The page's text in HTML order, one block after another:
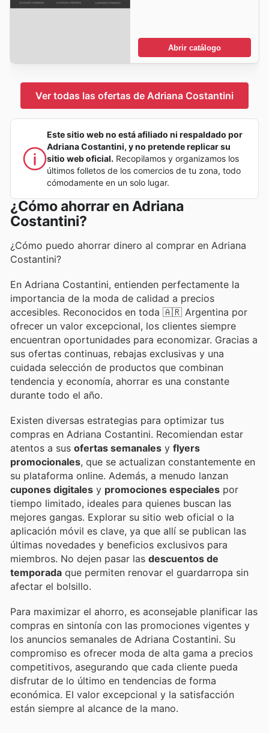
Abrir catálogo
Ver todas las ofertas de Adriana Costantini
Este sitio web no está afiliado ni respaldado por
Adriana Costantini, y no pretende replicar su
sitio web oficial. Recopilamos y organizamos los
últimos folletos de los comercios de tu zona, todo
cómodamente en un solo lugar.
¿Cómo ahorrar en Adriana
Costantini?
¿Cómo puedo ahorrar dinero al comprar en Adriana
Costantini?
En Adriana Costantini, entienden perfectamente la
importancia de la moda de calidad a precios
accesibles. Reconocidos en toda 🇦🇷 Argentina por
ofrecer un valor excepcional, los clientes siempre
encuentran oportunidades para economizar. Gracias a
sus ofertas continuas, rebajas exclusivas y una
cuidada selección de productos que combinan
tendencia y economía, ahorrar es una constante
durante todo el año.
Existen diversas estrategias para optimizar tus
compras en Adriana Costantini. Recomiendan estar
atentos a sus ofertas semanales y flyers
promocionales, que se actualizan constantemente en
su plataforma online. Además, a menudo lanzan
cupones digitales y promociones especiales por
tiempo limitado, ideales para quienes buscan las
mejores gangas. Explorar su sitio web oficial o la
aplicación móvil es clave, ya que allí se publican las
últimas novedades y beneficios exclusivos para
miembros. No dejen pasar las descuentos de
temporada que permiten renovar el guardarropa sin
afectar el bolsillo.
Para maximizar el ahorro, es aconsejable planificar las
compras en sintonía con las promociones vigentes y
los anuncios semanales de Adriana Costantini. Su
compromiso es ofrecer moda de alta gama a precios
competitivos, asegurando que cada cliente pueda
disfrutar de lo último en tendencias de forma
económica. El valor excepcional y la satisfacción
están siempre al alcance de la mano.